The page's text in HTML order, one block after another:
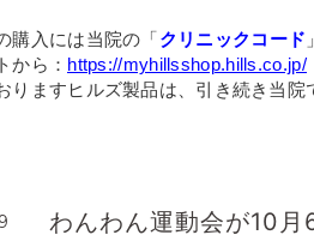
購入には当院の「クリニックコード
から： https://myhillsshop.hills.co.jp/
りますヒルズ製品は、引き続き当院
わんわん運動会が10月